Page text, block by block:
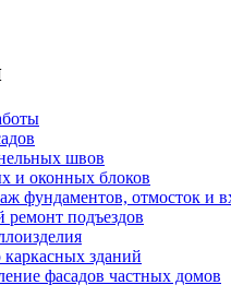
швов
и оконных блоков
фундаментов, отмосток и
ремонт подъездов
каркасных зданий
фасадов частных домов